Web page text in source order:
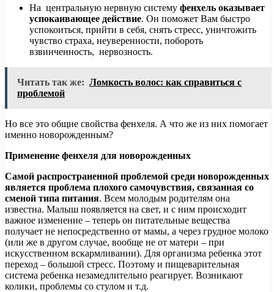
На центральную нервную систему фенхель оказывает
успокаивающее действие. Он поможет Вам быстро
успокоиться, прийти в себя, снять стресс, уничтожить
чувство страха, неуверенности, побороть
взвинченность, нервозность.
Читать так же: Ломкость волос: как справиться с
проблемой
Но все это общие свойства фенхеля. А что же из них помогает
именно новорожденным?
Применение фенхеля для новорожденных
Самой распространенной проблемой среди новорожденных
является проблема плохого самочувствия, связанная со
сменой типа питания. Всем молодым родителям она
известна. Малыш появляется на свет, и с ним происходит
важное изменение – теперь он питательные вещества
получает не непосредственно от мамы, а через грудное молоко
(или же в другом случае, вообще не от матери – при
искусственном вскармливании). Для организма ребенка этот
переход – большой стресс. Поэтому и пищеварительная
система ребенка незамедлительно реагирует. Возникают
колики, проблемы со стулом и т.д.